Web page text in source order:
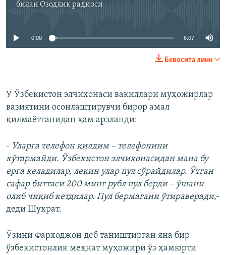
билан Озодлик радиоси
Айни дамда медиа-манба мавжуд эмас
0:00 6:07
Бевосита линк
У Ўзбекистон элчихонаси вакиллари муҳожирлар
вазиятини осонлаштирувчи бирор амал
қилмаётганидан ҳам арзланди:
- Уларга телефон қилдим – телефонини
кўтармайди. Ўзбекистон элчихонасидан мана бу
ерга келадилар, лекин улар пул сўрайдилар. Ўтган
сафар биттаси 200 минг рубл пул берди – ўшани
олиб чиқиб кетдилар. Пул бермагани ўтираверади,-
деди Шухрат.
Ўзини Фарходжон деб таништирган яна бир
ўзбекистонлик меҳнат муҳожири ўз ҳамюрти